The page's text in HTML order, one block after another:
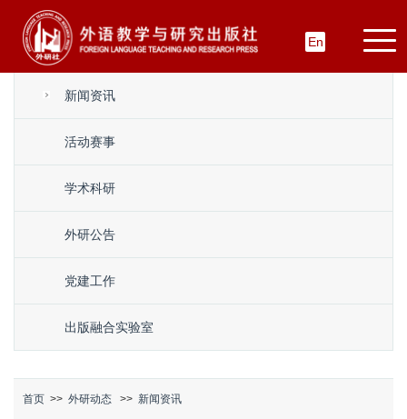
En
新闻资讯
活动赛事
学术科研
外研公告
党建工作
出版融合实验室
首页 >> 外研动态 >> 新闻资讯